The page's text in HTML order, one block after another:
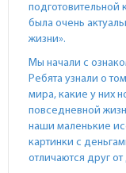
подготовительной
была очень
жизни».
Мы начали с
Ребята узнали о
мира, какие у них
повседневной
наши маленькие
картинки с
отличаются друг от